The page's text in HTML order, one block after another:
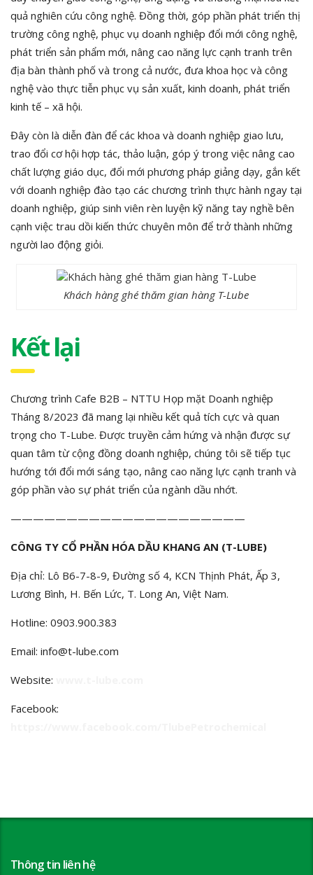
quả nghiên cứu công nghệ. Đồng thời, góp phần phát triển thị
trường công nghệ, phục vụ doanh nghiệp đổi mới công nghệ,
phát triển sản phẩm mới, nâng cao năng lực cạnh tranh trên
địa bàn thành phố và trong cả nước, đưa khoa học và công
nghệ vào thực tiễn phục vụ sản xuất, kinh doanh, phát triển
kinh tế – xã hội.
Đây còn là diễn đàn để các khoa và doanh nghiệp giao lưu,
trao đổi cơ hội hợp tác, thảo luận, góp ý trong việc nâng cao
chất lượng giáo dục, đổi mới phương pháp giảng dạy, gắn kết
với doanh nghiệp đào tạo các chương trình thực hành ngay tại
doanh nghiệp, giúp sinh viên rèn luyện kỹ năng tay nghề bên
cạnh việc trau dồi kiến thức chuyên môn để trở thành những
người lao động giỏi.
Khách hàng ghé thăm gian hàng T-Lube
Kết lại
Chương trình Cafe B2B – NTTU Họp mặt Doanh nghiệp
Tháng 8/2023 đã mang lại nhiều kết quả tích cực và quan
trọng cho T-Lube. Được truyền cảm hứng và nhận được sự
quan tâm từ cộng đồng doanh nghiệp, chúng tôi sẽ tiếp tục
hướng tới đổi mới sáng tạo, nâng cao năng lực cạnh tranh và
góp phần vào sự phát triển của ngành dầu nhớt.
—————————————————————
CÔNG TY CỔ PHẦN HÓA DẦU KHANG AN (T-LUBE)
Địa chỉ: Lô B6-7-8-9, Đường số 4, KCN Thịnh Phát, Ấp 3,
Lương Bình, H. Bến Lức, T. Long An, Việt Nam.
Hotline: 0903.900.383
Email: info@t-lube.com
Website:
Facebook:
Thông tin liên hệ